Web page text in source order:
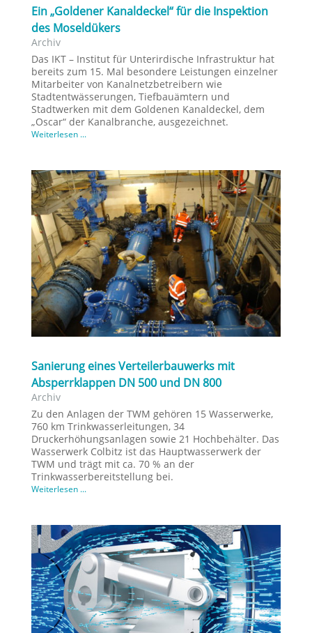
Ein „Goldener Kanaldeckel“ für die Inspektion
des Moseldükers
Archiv
Das IKT – Institut für Unterirdische Infrastruktur hat
bereits zum 15. Mal besondere Leistungen einzelner
Mitarbeiter von Kanalnetzbetreibern wie
Stadtentwässerungen, Tiefbauämtern und
Stadtwerken mit dem Goldenen Kanaldeckel, dem
„Oscar“ der Kanalbranche, ausgezeichnet.
Weiterlesen ...
Sanierung eines Verteilerbauwerks mit
Absperrklappen DN 500 und DN 800
Archiv
Zu den Anlagen der TWM gehören 15 Wasserwerke,
760 km Trinkwasserleitungen, 34
Druckerhöhungsanlagen sowie 21 Hochbehälter. Das
Wasserwerk Colbitz ist das Hauptwasserwerk der
TWM und trägt mit ca. 70 % an der
Trinkwasserbereitstellung bei.
Weiterlesen ...